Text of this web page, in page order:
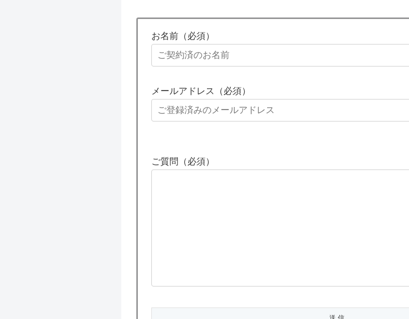
お名前（必須）
メールアドレス（必須）
ご質問（必須）